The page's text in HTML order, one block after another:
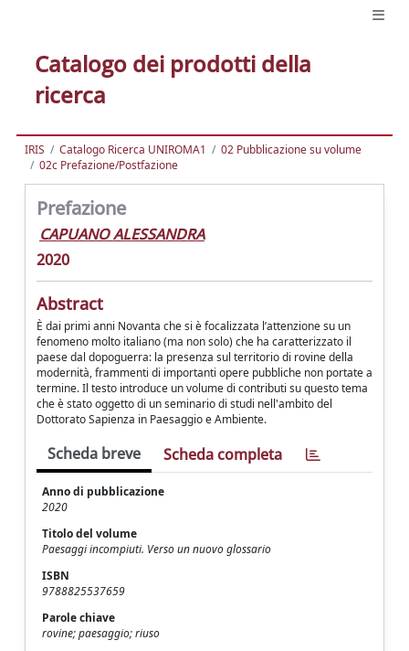
Catalogo dei prodotti della
ricerca
IRIS Catalogo Ricerca UNIROMA1
02 Pubblicazione su volume
02c Prefazione/Postfazione
Prefazione
CAPUANO ALESSANDRA
2020
Abstract
È dai primi anni Novanta che si è focalizzata l’attenzione su un
fenomeno molto italiano (ma non solo) che ha caratterizzato il
paese dal dopoguerra: la presenza sul territorio di rovine della
modernità, frammenti di importanti opere pubbliche non portate a
termine. Il testo introduce un volume di contributi su questo tema
che è stato oggetto di un seminario di studi nell'ambito del
Dottorato Sapienza in Paesaggio e Ambiente.
Scheda breve Scheda completa
Anno di pubblicazione
2020
Titolo del volume
Paesaggi incompiuti. Verso un nuovo glossario
ISBN
9788825537659
Parole chiave
rovine; paesaggio; riuso